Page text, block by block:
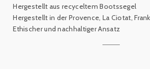
Hergestellt aus recyceltem Bootssegel
Hergestellt in der Provence, La Ciotat,
Ethischer und nachhaltiger Ansatz